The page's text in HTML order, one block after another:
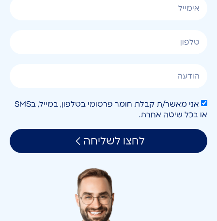
אני מאשר/ת קבלת חומר פרסומי בטלפון, במייל, בSMS
או בכל שיטה אחרת.
לחצו לשליחה